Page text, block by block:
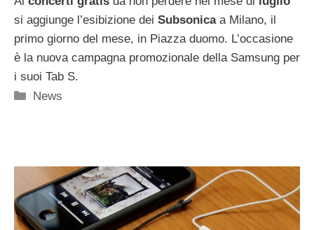
si aggiunge l’esibizione dei Subsonicaa Milano, il
primo giorno del mese, in Piazza duomo. L’occasione
è la nuova campagna promozionale della Samsung per
i suoi Tab S.
Categorie
News